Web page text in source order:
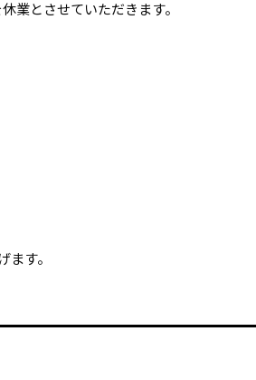
業とさせていただきます。
す。